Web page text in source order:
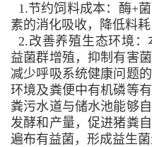
1.节约饲料成本：酶+
素的消化吸收，降低料耗
2.改善养殖生态环境
益菌群增殖，抑制有害
减少呼吸系统健康问题
环境及粪便中有机磷等
粪污水道与储水池能够
发酵和产量，促进猪粪
遍布有益菌，形成益生菌